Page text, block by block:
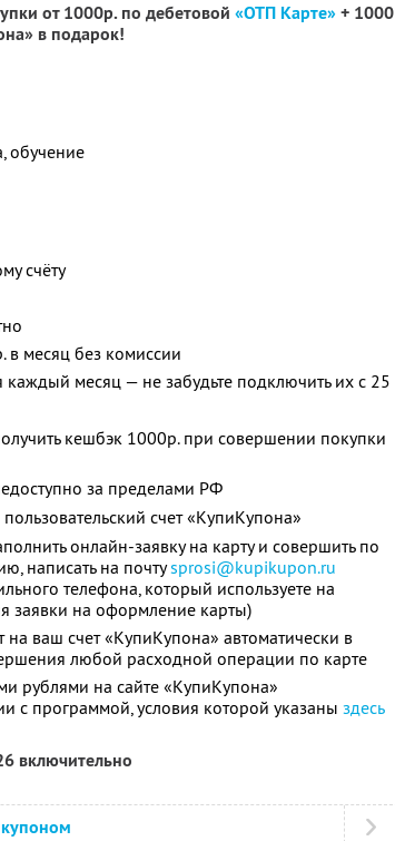
от 1000р. по дебетовой «ОТП Карте»+ 1000
в подарок!
обучение
счёту
месяц без комиссии
месяц — не забудьте подключить их с 25
кешбэк 1000р. при совершении покупки
за пределами РФ
счет «КупиКупона»
онлайн-заявку на карту и совершить по
написать на почтуsprosi@kupikupon.ru
телефона, который используете на
заявки на оформление карты)
ваш счет «КупиКупона» автоматически в
любой расходной операции по карте
рублями на сайте «КупиКупона»
с программой, условия которой указаны здесь
включительно
купоном